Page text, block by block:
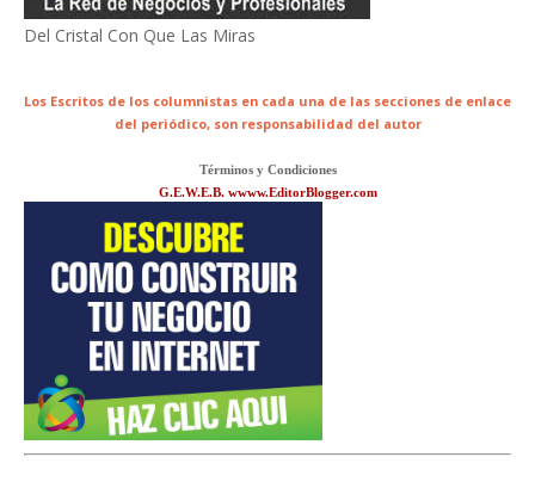
Del Cristal Con Que Las Miras
Los Escritos de los columnistas en cada una de las secciones de enlace
del periódico, son responsabilidad del autor
Términos y Condiciones
G.E.W.E.B. wwww.EditorBlogger.com